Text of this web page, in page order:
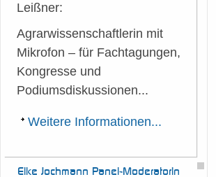
Leißner:
Agrarwissenschaftlerin mit
Mikrofon – für Fachtagungen,
Kongresse und
Podiumsdiskussionen...
Weitere Informationen...
Elke Jochmann Panel-Moderatorin